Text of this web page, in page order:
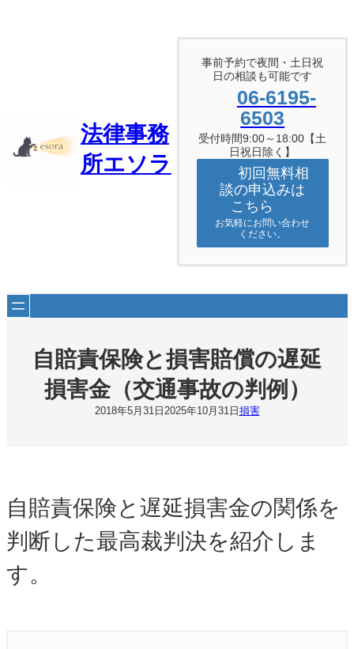
法律事務
所エソラ
事前予約で夜間・土日祝
日の相談も可能です
06-6195-
6503
受付時間9:00～18:00【土
日祝日除く】
初回無料相
談の申込みは
こちら
お気軽にお問い合わせ
ください。
自賠責保険と損害賠償の遅延
損害金（交通事故の判例）
2018年5月31日 2025年10月31日 損害
自賠責保険と遅延損害金の関係を
判断した最高裁判決を紹介しま
す。